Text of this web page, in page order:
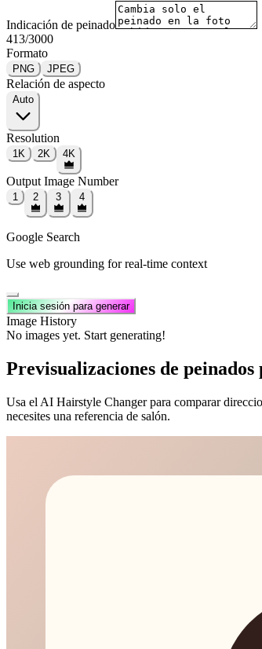
Indicación de peinado
413/3000
Formato
PNG JPEG
Relación de aspecto
Auto
Resolution
1K 2K 4K
Output Image Number
1 2 3 4
Google Search
Use web grounding for real-time context
Inicia sesión para generar
Image History
No images yet. Start generating!
Previsualizaciones de peinados
Usa el AI Hairstyle Changer para comparar
necesites una referencia de salón.